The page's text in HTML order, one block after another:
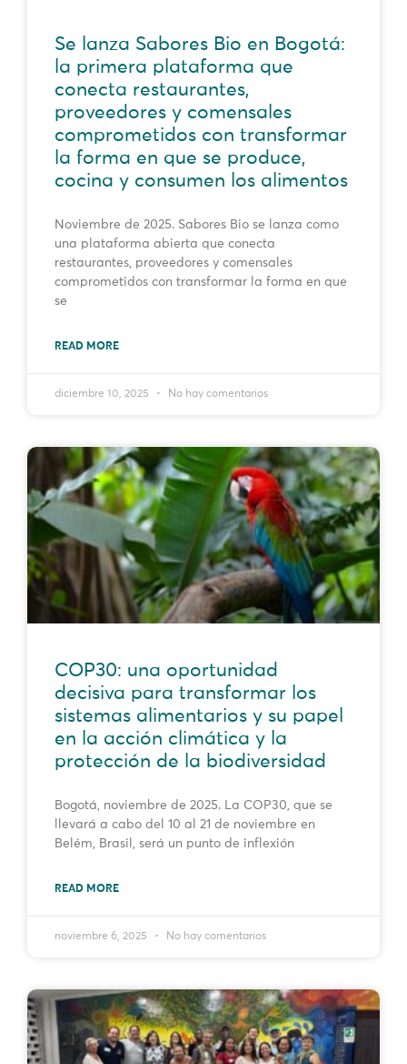
Se lanza Sabores Bio en Bogotá:
la primera plataforma que
conecta restaurantes,
proveedores y comensales
comprometidos con transformar
la forma en que se produce,
cocina y consumen los alimentos
Noviembre de 2025. Sabores Bio se lanza como
una plataforma abierta que conecta
restaurantes, proveedores y comensales
comprometidos con transformar la forma en que
se
READ MORE
diciembre 10, 2025 No hay comentarios
COP30: una oportunidad
decisiva para transformar los
sistemas alimentarios y su papel
en la acción climática y la
protección de la biodiversidad
Bogotá, noviembre de 2025. La COP30, que se
llevará a cabo del 10 al 21 de noviembre en
Belém, Brasil, será un punto de inflexión
READ MORE
noviembre 6, 2025 No hay comentarios